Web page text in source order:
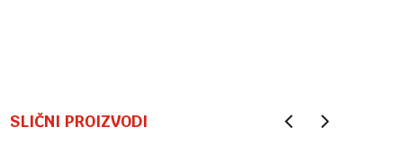
SLIČNI PROIZVODI